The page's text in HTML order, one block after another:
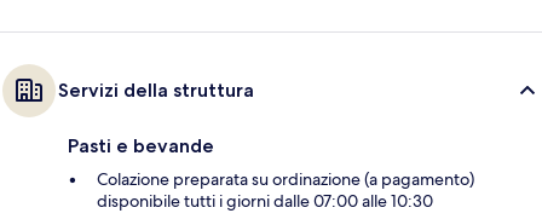
Servizi della struttura
Pasti e bevande
Colazione preparata su ordinazione (a pagamento)
disponibile tutti i giorni dalle 07:00 alle 10:30